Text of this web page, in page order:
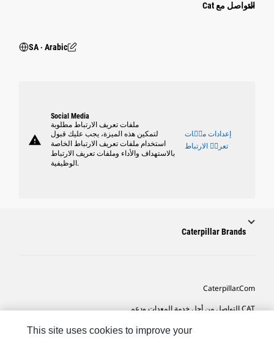
التواصل مع Cat
SA ‧ Arabic
warning
Social Media
ملفات تعريف الارتباط مطلوبة
لتمكين هذه الميزة، يجب عليك قبول
استخدام ملفات تعريف الارتباط الخاصة
بالاستهداف والأداء وملفات تعريف الارتباط
الوظيفية.
إعدادات ملٝات
تعريٝ الارتباط
Caterpillar Brands
Caterpillar.com
CAT التواصل من أجل خدمة المعدات ودعم
تفضيلات التسويق الخاصة بيThis site uses cookies to improve your